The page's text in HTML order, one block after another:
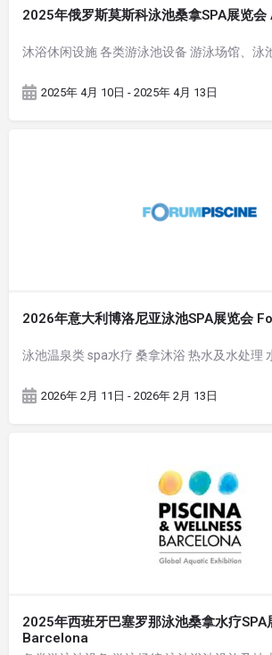
2025年俄罗斯莫斯科泳池桑拿SPA展览会
沐浴休闲设施 各类游泳池设备 游泳场馆、泳
2025年 4月 10日 - 2025年 4月 13日
2026年意大利博洛尼亚泳池SPA展览会
泳池温泉类 spa水疗 桑拿沐浴 热水及水处理
2026年 2月 11日 - 2026年 2月 13日
2025年西班牙巴塞罗那泳池桑拿水疗
Barcelona